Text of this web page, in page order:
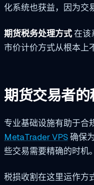
化系统也获益，因为交
期货税务处理方式在该
市价计价方式从根本上
期货交易者
专业基础设施有助于合
MetaTrader VPS确保
些交易需要精确的时机。
税损收割在这里运作方